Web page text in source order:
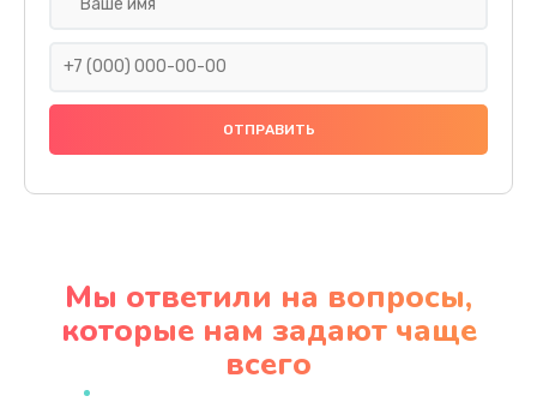
Ремонт разъема питания
920 руб.
Заказать
Ремонт цепей питания
Мы ответили на вопросы,
которые нам задают чаще
всего